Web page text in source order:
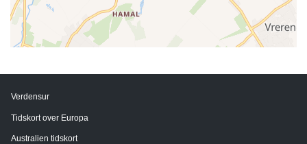
Verdensur
Tidskort over Europa
Australien tidskort